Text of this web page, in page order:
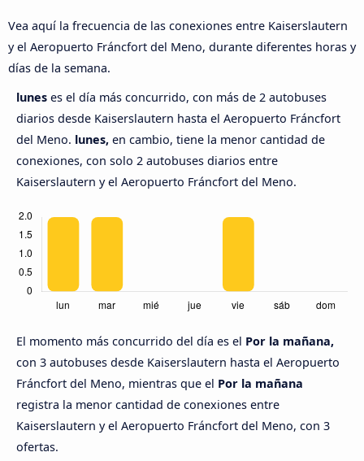
Vea aquí la frecuencia de las conexiones entre Kaiserslautern
y el Aeropuerto Fráncfort del Meno, durante diferentes horas y
días de la semana.
lunes es el día más concurrido, con más de 2 autobuses
diarios desde Kaiserslautern hasta el Aeropuerto Fráncfort
del Meno. lunes, en cambio, tiene la menor cantidad de
conexiones, con solo 2 autobuses diarios entre
Kaiserslautern y el Aeropuerto Fráncfort del Meno.
El momento más concurrido del día es el Por la mañana,
con 3 autobuses desde Kaiserslautern hasta el Aeropuerto
Fráncfort del Meno, mientras que el Por la mañana
registra la menor cantidad de conexiones entre
Kaiserslautern y el Aeropuerto Fráncfort del Meno, con 3
ofertas.